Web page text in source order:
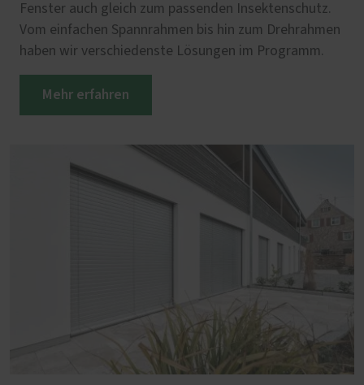
Fenster auch gleich zum passenden Insektenschutz.
Vom einfachen Spannrahmen bis hin zum Drehrahmen
haben wir verschiedenste Lösungen im Programm.
Mehr erfahren